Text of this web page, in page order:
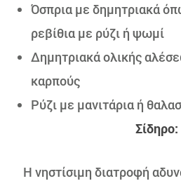
Όσπρια με δημητριακά
ρεβίθια με ρύζι ή ψωμί
Δημητριακά ολικής
καρπούς
Ρύζι με μανιτάρια ή
Σίδηρο:
Η νηστίσιμη διατροφή